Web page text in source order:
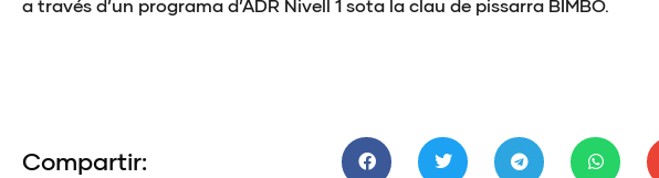
a través d’un programa d’ADR Nivell 1 sota la clau de pissarra BIMBO.
Compartir: